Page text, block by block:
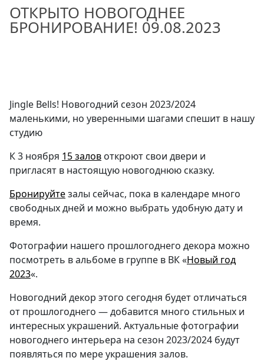
ОТКРЫТО НОВОГОДНЕЕ
БРОНИРОВАНИЕ! 09.08.2023
Jingle Bells! Новогодний сезон 2023/2024
маленькими, но уверенными шагами спешит в нашу
студию
К 3 ноября 15 залов откроют свои двери и
пригласят в настоящую новогоднюю сказку.
Бронируйтезалы сейчас, пока в календаре много
свободных дней и можно выбрать удобную дату и
время.
Фотографии нашего прошлогоднего декора можно
посмотреть в альбоме в группе в ВК «Новый год
2023«.
Новогодний декор этого сегодня будет отличаться
от прошлогоднего — добавится много стильных и
интересных украшений. Актуальные фотографии
новогоднего интерьера на сезон 2023/2024 будут
появляться по мере украшения залов.